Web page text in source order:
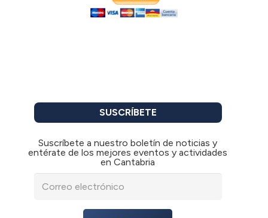
SUSCRÍBETE
Suscríbete a nuestro boletín de noticias y
entérate de los mejores eventos y actividades
en Cantabria